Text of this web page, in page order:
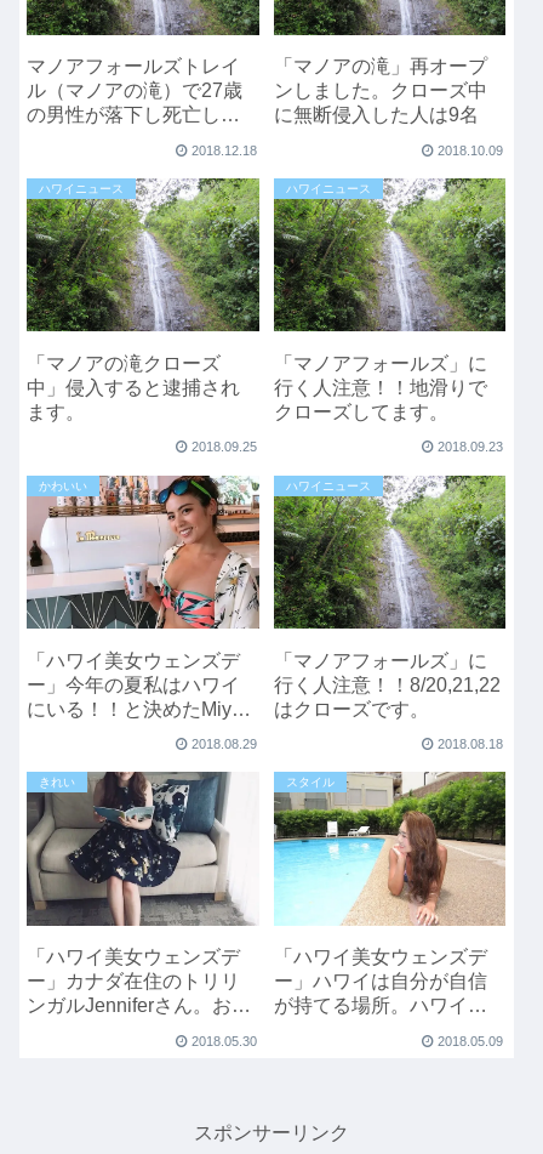
マノアフォールズトレイ
ル（マノアの滝）で27歳
の男性が落下し死亡しま
2018.12.18
「マノアの滝」再オープ
ンしました。クローズ中
に無断侵入した人は9名
2018.10.09
ハワイニュース
「マノアの滝クローズ
中」侵入すると逮捕され
ます。
2018.09.25
ハワイニュース
「マノアフォールズ」に
行く人注意！！地滑りで
クローズしてます。
2018.09.23
かわいい
「ハワイ美女ウェンズデ
ー」今年の夏私はハワイ
にいる！！と決めたMiyuki
さんのハワイ3ヶ月滞在。
2018.08.29
ハワイニュース
「マノアフォールズ」に
行く人注意！！8/20,21,22
はクローズです。
2018.08.18
きれい
「ハワイ美女ウェンズデ
ー」カナダ在住のトリリ
ンガルJenniferさん。お誕
2018.05.30
スタイル
「ハワイ美女ウェンズデ
ー」ハワイは自分が自信
が持てる場所。ハワイひ
2018.05.09
スポンサーリンク